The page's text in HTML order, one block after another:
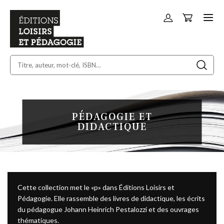
Allez
Panier
PÉDAGOGIE ET
DIDACTIQUE
Cette collection met le «p» dans Éditions Loisirs et
Pédagogie. Elle rassemble des livres de didactique, les écrits
du pédagogue Johann Heinrich Pestalozzi et des ouvrages
thématiques.